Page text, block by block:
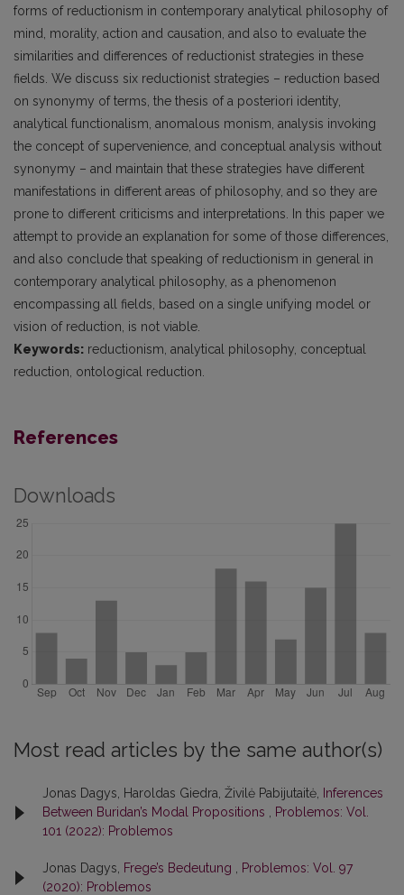
forms of reductionism in contemporary analytical philosophy of
mind, morality, action and causation, and also to evaluate the
similarities and differences of reductionist strategies in these
fields. We discuss six reductionist strategies – reduction based
on synonymy of terms, the thesis of a posteriori identity,
analytical functionalism, anomalous monism, analysis invoking
the concept of supervenience, and conceptual analysis without
synonymy – and maintain that these strategies have different
manifestations in different areas of philosophy, and so they are
prone to different criticisms and interpretations. In this paper we
attempt to provide an explanation for some of those differences,
and also conclude that speaking of reductionism in general in
contemporary analytical philosophy, as a phenomenon
encompassing all fields, based on a single unifying model or
vision of reduction, is not viable.
Keywords: reductionism, analytical philosophy, conceptual
reduction, ontological reduction.
References
Downloads
Most read articles by the same author(s)
Jonas Dagys, Haroldas Giedra, Živilė Pabijutaitė,
Inferences
Between Buridan’s Modal Propositions
Problemos: Vol.
101 (2022): Problemos
Jonas Dagys, Frege’s Bedeutung
Problemos: Vol. 97
(2020): Problemos